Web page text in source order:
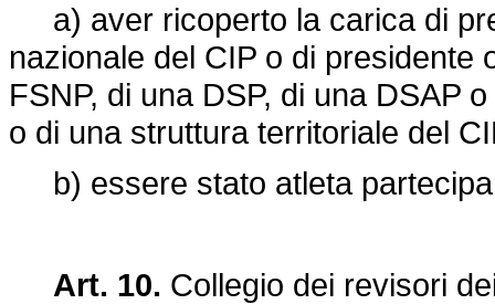
a) aver ricoperto la carica di
nazionale del CIP o di presidente
FSNP, di una DSP, di una DSAP
o di una struttura territoriale del
b) essere stato atleta
Art. 10. Collegio dei revisori